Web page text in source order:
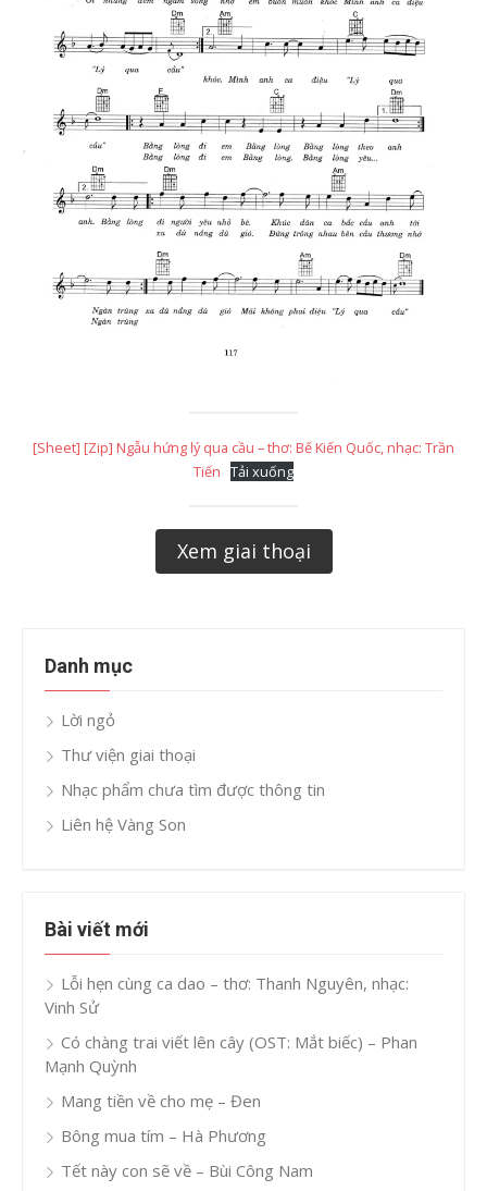
[Sheet] [Zip] Ngẫu hứng lý qua cầu – thơ: Bế Kiến Quốc, nhạc: Trần
Tiến Tải xuống
Xem giai thoại
Danh mục
Lời ngỏ
Thư viện giai thoại
Nhạc phẩm chưa tìm được thông tin
Liên hệ Vàng Son
Bài viết mới
Lỗi hẹn cùng ca dao – thơ: Thanh Nguyên, nhạc:
Vinh Sử
Có chàng trai viết lên cây (OST: Mắt biếc) – Phan
Mạnh Quỳnh
Mang tiền về cho mẹ – Đen
Bông mua tím – Hà Phương
Tết này con sẽ về – Bùi Công Nam